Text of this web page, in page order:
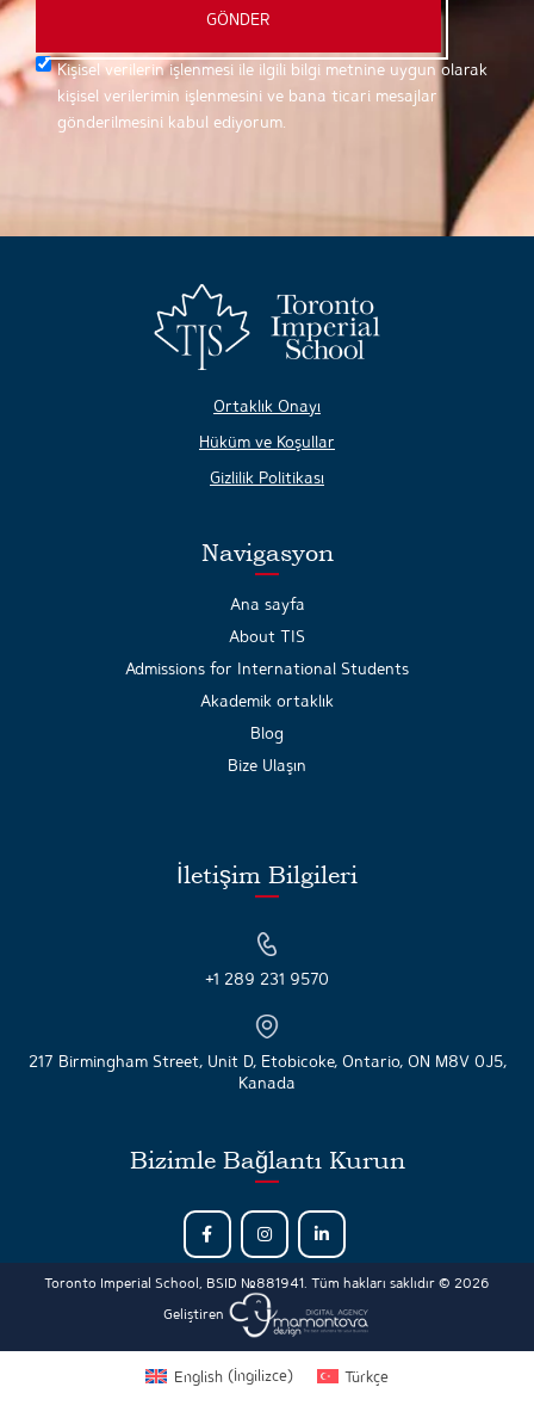
GÖNDER
Kişisel verilerin işlenmesi ile ilgili bilgi metnine uygun olarak
kişisel verilerimin işlenmesini ve bana ticari mesajlar
gönderilmesini kabul ediyorum.
Ortaklık Onayı
Hüküm ve Koşullar
Gizlilik Politikası
Navigasyon
Ana sayfa
About TIS
Admissions for International Students
Akademik ortaklık
Blog
Bize Ulaşın
İletişim Bilgileri
+1 289 231 9570
217 Birmingham Street, Unit D, Etobicoke, Ontario, ON M8V 0J5,
Kanada
Bizimle Bağlantı Kurun
Toronto Imperial School, BSID №881941. Tüm hakları saklıdır © 2026
Geliştiren
English(İngilizce) Türkçe